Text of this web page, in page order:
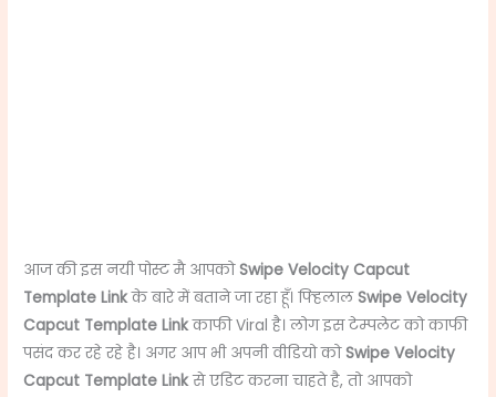
आज की इस नयी पोस्ट मै आपकोSwipe Velocity Capcut
Template Linkके बारे में बताने जा रहा हूँ। फ्हिलालSwipe Velocity
Capcut Template Linkकाफी Viral है। लोग इस टेम्पलेट को काफी
पसंद कर रहे रहे है। अगर आप भी अपनी वीडियो कोSwipe Velocity
Capcut Template Linkसे एडिट करना चाहते है, तो आपको